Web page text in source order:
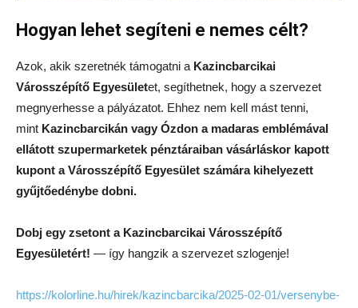
Hogyan lehet segíteni e nemes célt?
Azok, akik szeretnék támogatni a Kazincbarcikai
Városszépítő Egyesületet, segíthetnek, hogy a szervezet
megnyerhesse a pályázatot. Ehhez nem kell mást tenni,
mint Kazincbarcikán vagy Ózdon a madaras emblémával
ellátott szupermarketek pénztáraiban vásárláskor kapott
kupont a Városszépítő Egyesület számára kihelyezett
gyűjtőedénybe dobni.
Dobj egy zsetont a Kazincbarcikai Városszépítő
Egyesületért! — így hangzik a szervezet szlogenje!
https://kolorline.hu/hirek/kazincbarcika/2025-02-01/versenybe-